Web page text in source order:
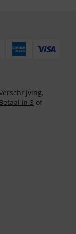
in 3 of